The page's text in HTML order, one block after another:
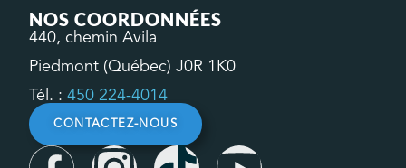
NOS COORDONNÉES
440, chemin Avila
Piedmont (Québec) J0R 1K0
Tél. :450 224-4014
CONTACTEZ-NOUS